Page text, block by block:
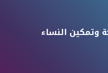
وتمكين النساء